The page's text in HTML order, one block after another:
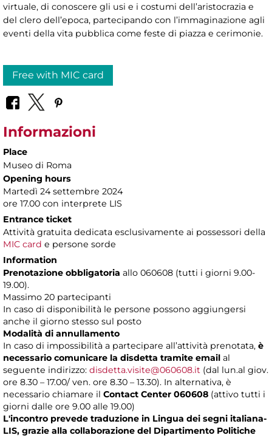
virtuale, di conoscere gli usi e i costumi dell’aristocrazia e
del clero dell’epoca, partecipando con l’immaginazione agli
eventi della vita pubblica come feste di piazza e cerimonie.
Free with MIC card
Informazioni
Place
Museo di Roma
Opening hours
Martedì 24 settembre 2024
ore 17.00 con interprete LIS
Entrance ticket
Attività gratuita dedicata esclusivamente ai possessori della
MIC card e persone sorde
Information
Prenotazione obbligatoria allo 060608 (tutti i giorni 9.00-
19.00).
Massimo 20 partecipanti
In caso di disponibilità le persone possono aggiungersi
anche il giorno stesso sul posto
Modalità di annullamento
In caso di impossibilità a partecipare all’attività prenotata, è
necessario comunicare la disdetta tramite email al
seguente indirizzo: disdetta.visite@060608.it (dal lun.al giov.
ore 8.30 – 17.00/ ven. ore 8.30 – 13.30). In alternativa, è
necessario chiamare il Contact Center 060608 (attivo tutti i
giorni dalle ore 9.00 alle 19.00)
L'incontro prevede traduzione in Lingua dei segni italiana-
LIS, grazie alla collaborazione del Dipartimento Politiche